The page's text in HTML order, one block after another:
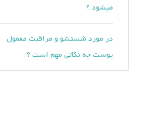
ميشود ؟
در مورد شستشو و مراقبت معمول
پوست چه نكاتي مهم است ؟